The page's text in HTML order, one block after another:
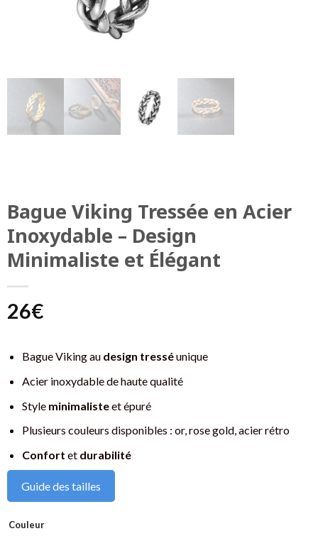
Bague Viking Tressée en Acier
Inoxydable – Design
Minimaliste et Élégant
26€
Bague Viking au design tresséunique
Acier inoxydable de haute qualité
Style minimalisteet épuré
Plusieurs couleurs disponibles : or, rose gold, acier rétro
Confort et durabilité
Guide des tailles
Couleur